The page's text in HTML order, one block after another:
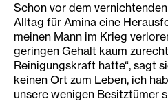
Schon vor dem
Alltag für Amina eine
meinen Mann im Krieg
geringen Gehalt kaum
Reinigungskraft hatte“, sagt
keinen Ort zum Leben, ich
unsere wenigen Besitztümer